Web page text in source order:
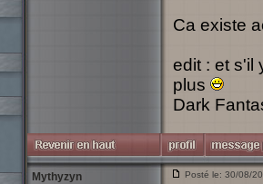
Ca existe
edit : et s'il
plus
Dark
Mythyzyn Posté le: 30/08/